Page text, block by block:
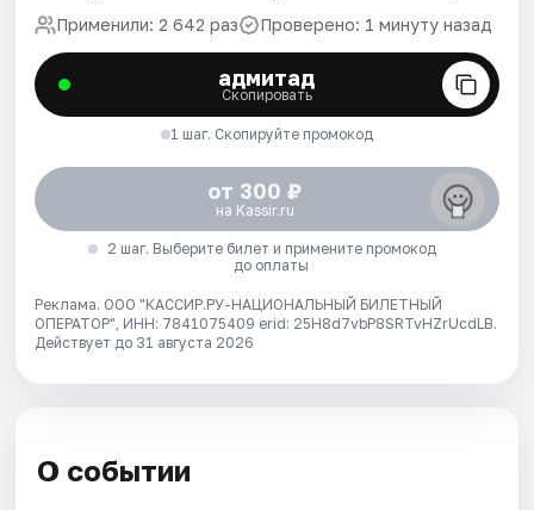
Применили: 2 642 раз Проверено: 1 минуту назад
адмитад
Скопировать
1 шаг. Скопируйте промокод
от 300 ₽
на Kassir.ru
2 шаг. Выберите билет и примените промокод
до оплаты
Реклама. ООО "КАССИР.РУ-НАЦИОНАЛЬНЫЙ БИЛЕТНЫЙ
ОПЕРАТОР", ИНН: 7841075409 erid: 25H8d7vbP8SRTvHZrUcdLB.
Действует до 31 августа 2026
О событии